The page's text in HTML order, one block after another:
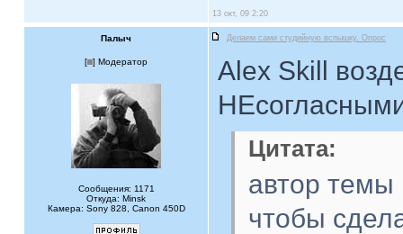
13 окт, 09 2:20
Палыч Делаем сами студийную вспышку. Опрос
[ ] Модератор
Сообщения: 1171
Откуда: Minsk
Камера: Sony 828, Canon 450D
Alex Skill
Цитата:
автор темы
чтобы